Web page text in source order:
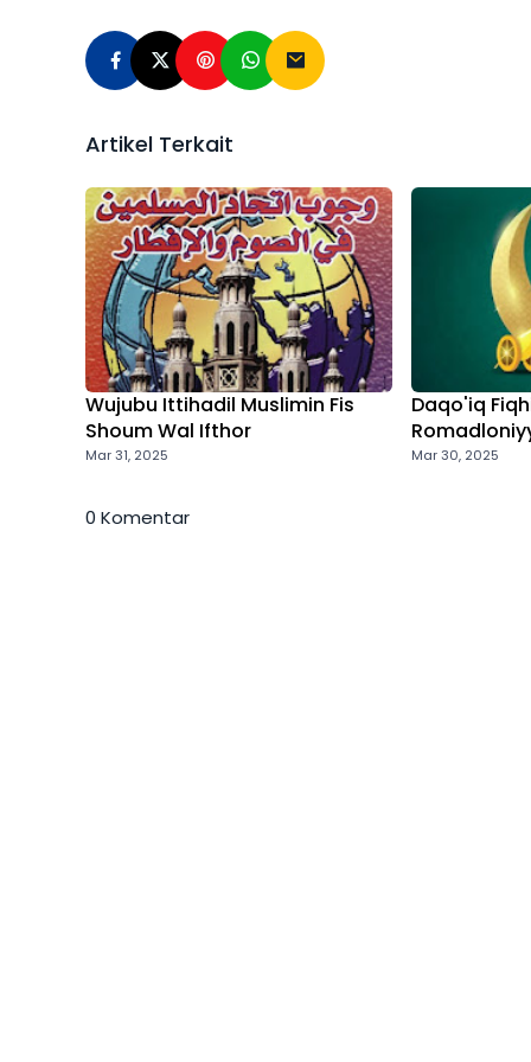
Artikel Terkait
Wujubu Ittihadil Muslimin Fis
Shoum Wal Ifthor
Mar 31, 2025
Daqo'iq
Mar 30, 2025
0 Komentar